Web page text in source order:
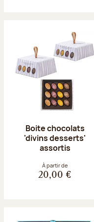
Boite chocolats
'divins desserts'
assortis
À partir de
20,00 €